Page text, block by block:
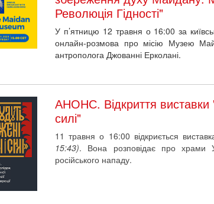
Революція Гідності"
У п’ятницю 12 травня о 16:00 за
онлайн-розмова про місію Музею
антрополога Джованні Ерколані.
АНОНС. Відкриття виставки
силі"
11 травня о 16:00 відкриється
15:43). Вона розповідає про храми
російського нападу.